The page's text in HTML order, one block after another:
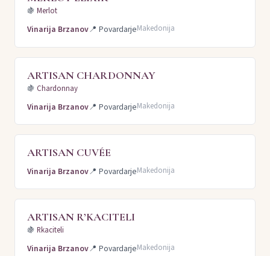
🍇 Merlot
Vinarija Brzanov📍 PovardarjeMakedonija
ARTISAN CHARDONNAY
🍇 Chardonnay
Vinarija Brzanov📍 PovardarjeMakedonija
ARTISAN CUVÉE
Vinarija Brzanov📍 PovardarjeMakedonija
ARTISAN R’KACITELI
🍇 Rkaciteli
Vinarija Brzanov📍 PovardarjeMakedonija